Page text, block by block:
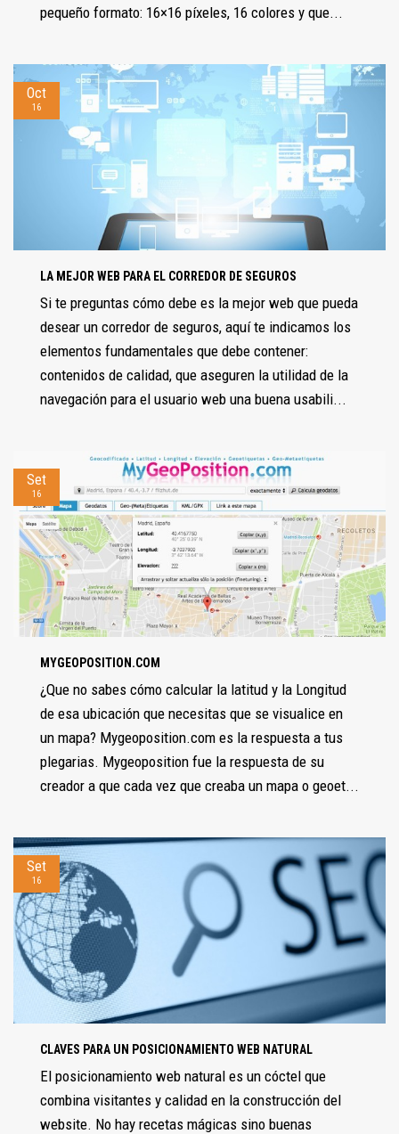
pequeño formato: 16×16 píxeles, 16 colores y que...
Oct
16
LA MEJOR WEB PARA EL CORREDOR DE SEGUROS
Si te preguntas cómo debe es la mejor web que pueda
desear un corredor de seguros, aquí te indicamos los
elementos fundamentales que debe contener:
contenidos de calidad, que aseguren la utilidad de la
navegación para el usuario web una buena usabili...
Set
16
MYGEOPOSITION.COM
¿Que no sabes cómo calcular la latitud y la Longitud
de esa ubicación que necesitas que se visualice en
un mapa? Mygeoposition.com es la respuesta a tus
plegarias. Mygeoposition fue la respuesta de su
creador a que cada vez que creaba un mapa o geoet...
Set
16
CLAVES PARA UN POSICIONAMIENTO WEB NATURAL
El posicionamiento web natural es un cóctel que
combina visitantes y calidad en la construcción del
website. No hay recetas mágicas sino buenas